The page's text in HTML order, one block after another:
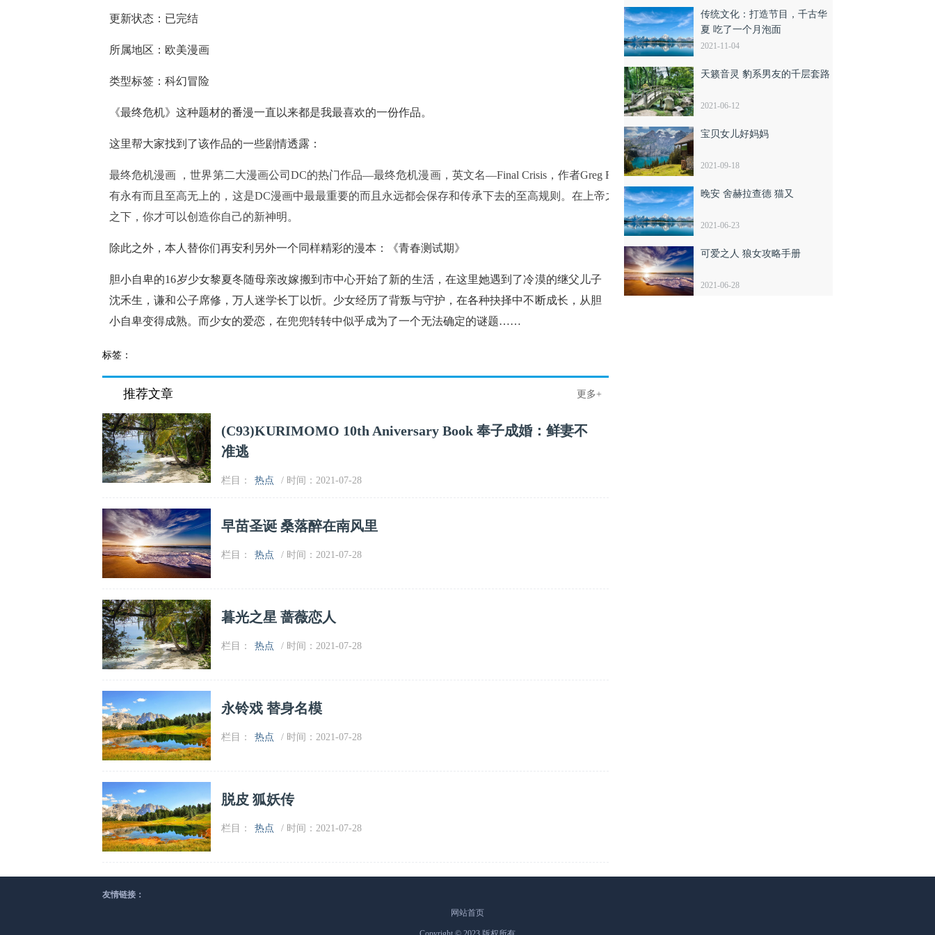
更新状态：已完结
所属地区：欧美漫画
类型标签：科幻冒险
《最终危机》这种题材的番漫一直以来都是我最喜欢的一份作品。
这里帮大家找到了该作品的一些剧情透露：
最终危机漫画 ，世界第二大漫画公司DC的热门作品—最终危机漫画，英文名—Final Crisis，作者Greg Rucka。在DC的世界中，上帝是而且永远都是自
有永有而且至高无上的，这是DC漫画中最最重要的而且永远都会保存和传承下去的至高规则。在上帝之下，才是其他文明及文化的神明，同样在上帝
之下，你才可以创造你自己的新神明。
除此之外，本人替你们再安利另外一个同样精彩的漫本：《青春测试期》
胆小自卑的16岁少女黎夏冬随母亲改嫁搬到市中心开始了新的生活，在这里她遇到了冷漠的继父儿子
沈禾生，谦和公子席修，万人迷学长丁以忻。少女经历了背叛与守护，在各种抉择中不断成长，从胆
小自卑变得成熟。而少女的爱恋，在兜兜转转中似乎成为了一个无法确定的谜题……
标签：
推荐文章 更多+
(C93)KURIMOMO 10th Aniversary Book 奉子成婚：鲜妻不
准逃
栏目： 热点 / 时间：2021-07-28
早苗圣诞 桑落醉在南风里
栏目： 热点 / 时间：2021-07-28
暮光之星 蔷薇恋人
栏目： 热点 / 时间：2021-07-28
永铃戏 替身名模
栏目： 热点 / 时间：2021-07-28
脱皮 狐妖传
栏目： 热点 / 时间：2021-07-28
传统文化：打造节目，千古华
夏 吃了一个月泡面
2021-11-04
天籁音灵 豹系男友的千层套路
2021-06-12
宝贝女儿好妈妈
2021-09-18
晚安 舍赫拉查德 猫又
2021-06-23
可爱之人 狼女攻略手册
2021-06-28
友情链接：
网站首页